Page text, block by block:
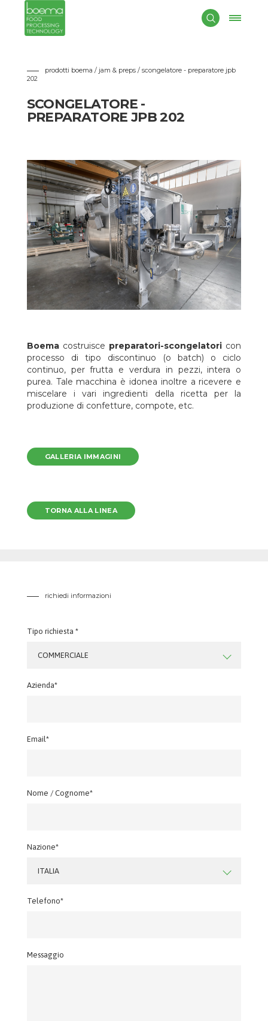
Boemacostruisce
tipo discontinuo (o batch) o ciclo continuo, per frutta e verdura
in pezzi, intera o purea. Tale macchina è idonea inoltre a ricevere
prodotti boema / jam & preps / scongelatore - preparatore jpb
202
SCONGELATORE -
PREPARATORE JPB 202
Boema costruisce preparatori-scongelatori con
processo di tipo discontinuo (o batch) o ciclo
continuo, per frutta e verdura in pezzi, intera o
purea. Tale macchina è idonea inoltre a ricevere e
miscelare i vari ingredienti della ricetta per la
produzione di confetture, compote, etc.
GALLERIA IMMAGINI
TORNA ALLA LINEA
richiedi informazioni
Tipo richiesta *
COMMERCIALE
Azienda*
Email*
Nome / Cognome*
Nazione*
ITALIA
Telefono*
Messaggio